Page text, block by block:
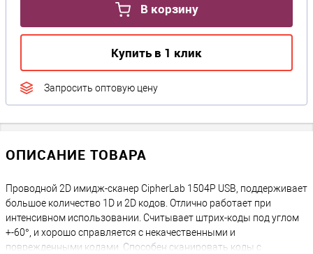
В корзину
Купить в 1 клик
Запросить оптовую цену
ОПИСАНИЕ ТОВАРА
Проводной 2D имидж-сканер CipherLab 1504P USB, поддерживает
большое количество 1D и 2D кодов. Отлично работает при
интенсивном использовании. Считывает штрих-коды под углом
+-60°, и хорошо справляется с некачественными и
поврежденными кодами. Способен сканировать коды с